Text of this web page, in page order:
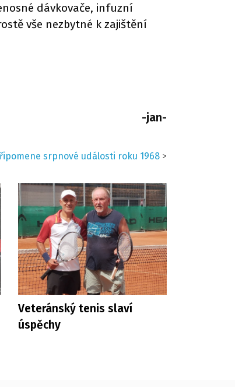
dávkovače, infuzní
vše nezbytné k zajištění
-jan-
srpnové události roku 1968 >
Veteránský tenis slaví
úspěchy